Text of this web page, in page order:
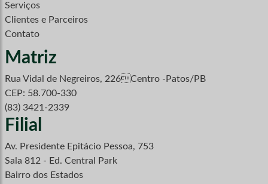
Serviços
Clientes e Parceiros
Contato
Matriz
Rua Vidal de Negreiros, 226Centro -Patos/PB
CEP: 58.700-330
(83) 3421-2339
Filial
Av. Presidente Epitácio Pessoa, 753
Sala 812 - Ed. Central Park
Bairro dos Estados